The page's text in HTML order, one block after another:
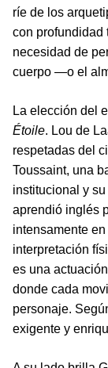
ríe de los
con profundidad
necesidad de
cuerpo —o el
La elección del
Étoile. Lou de
respetadas del
Toussaint, una
institucional y
aprendió inglés
intensamente
interpretación
es una
donde cada
personaje.
exigente y